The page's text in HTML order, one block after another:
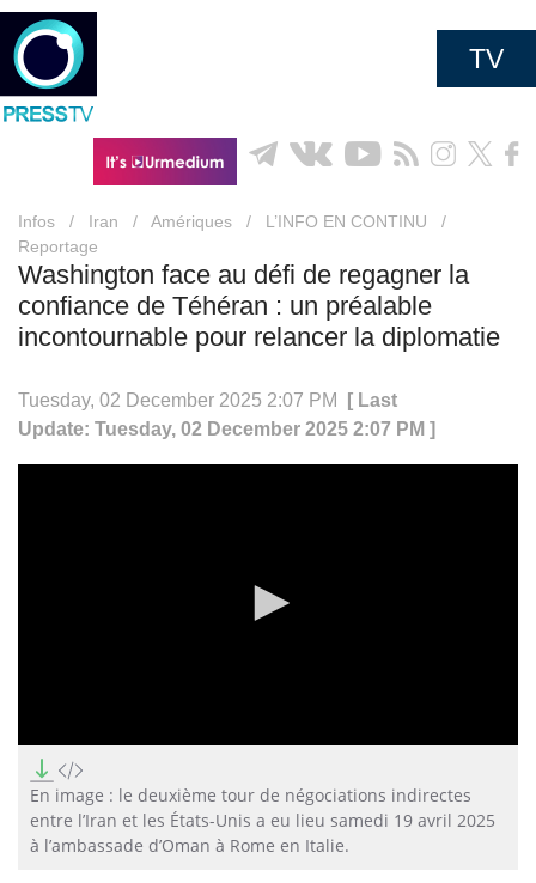
TV
Infos / Iran / Amériques / L’INFO EN CONTINU
/
Reportage
Washington face au défi de regagner la
confiance de Téhéran : un préalable
incontournable pour relancer la diplomatie
Tuesday, 02 December 2025 2:07 PM
[ Last
Update: Tuesday, 02 December 2025 2:07 PM ]
seconds
of
minutes,
En image : le deuxième tour de négociations indirectes
entre l’Iran et les États-Unis a eu lieu samedi 19 avril 2025
à l’ambassade d’Oman à Rome en Italie.